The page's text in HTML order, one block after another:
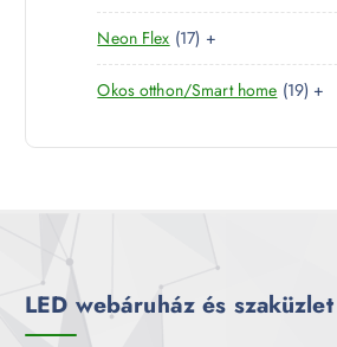
k
m
k
0
e
r
é
Neon Flex 171
7
t
r
+
Okos otthon/Smart home 191
t
+
LED webáruház és szaküzlet